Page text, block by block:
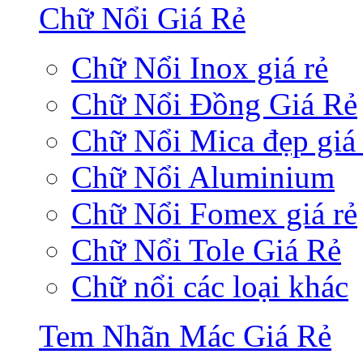
Chữ Nổi Giá Rẻ
Chữ Nổi Inox giá rẻ
Chữ Nổi Đồng Giá Rẻ
Chữ Nổi Mica đẹp giá
Chữ Nổi Aluminium
Chữ Nổi Fomex giá rẻ
Chữ Nổi Tole Giá Rẻ
Chữ nổi các loại khác
Tem Nhãn Mác Giá Rẻ